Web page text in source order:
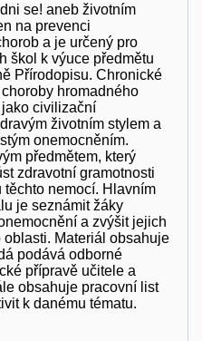
se! aneb životním
na prevenci
a je určený pro
škol k výuce předmětu
Přírodopisu. Chronické
hromadného
civilizační
životním stylem a
onemocněním.
předmětem, který
zdravotní gramotnosti
nemocí. Hlavním
je seznámit žáky
a zvýšit jejich
oblasti. Materiál obsahuje
podává odborné
přípravě učitele a
obsahuje pracovní list
k danému tématu.